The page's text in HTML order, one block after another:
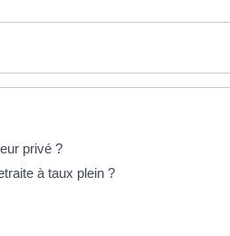
privé ?
à taux plein ?